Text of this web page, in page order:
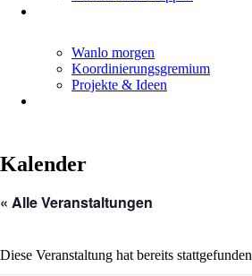
Wanlo morgen
Koordinierungsgremium
Projekte & Ideen
Kalender
« Alle Veranstaltungen
Diese Veranstaltung hat bereits